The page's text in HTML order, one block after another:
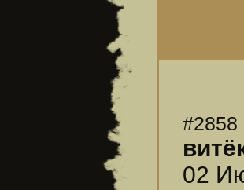
#2858
02